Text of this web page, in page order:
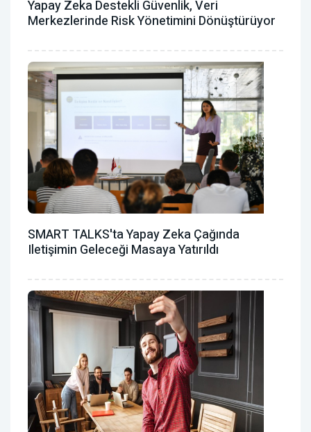
Yapay Zeka Destekli Güvenlik, Veri
Merkezlerinde Risk Yönetimini Dönüştürüyor
SMART TALKS'ta Yapay Zeka Çağında
Iletişimin Geleceği Masaya Yatırıldı